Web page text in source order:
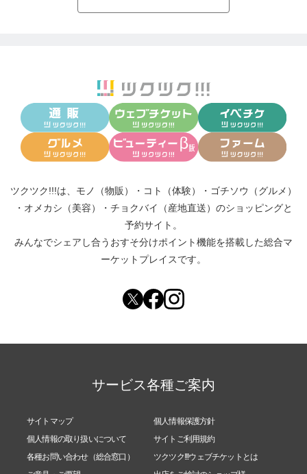
ツクツク!!!は、 モノ（物販） ・ コト（体験） ・ ゴチソウ（グルメ）
・ オメカシ（美容） ・ チョクバイ（産地直送） のショッピングと
予約サイト。
みんなでシェアし合う おすそ分けポイント機能を搭載した総合マ
ーケットプレイスです。
サービス各種ご案内
サイトマップ
個人情報保護方針
個人情報の取り扱いについて
サイトご利用規約
各種お問い合わせ（総合窓口）
ツクツク!!!ウェブチケットとは